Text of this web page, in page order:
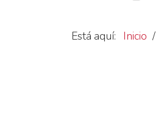
Está aquí: Inicio